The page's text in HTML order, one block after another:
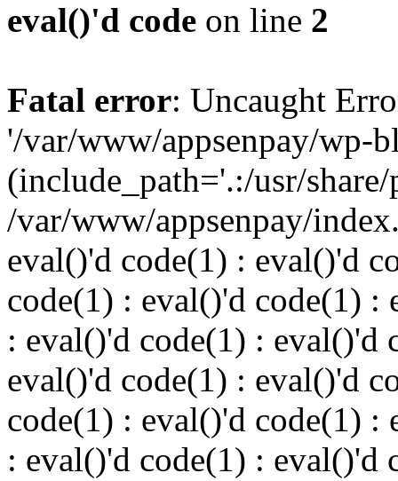
eval()'d code on line 2
Fatal error: Uncaught
'/var/www/appsenpay/wp-
(include_path='.:/usr/
/var/www/appsenpay/
eval()'d code(1) : eval()'d
code(1) : eval()'d code(1) :
: eval()'d code(1) : eval()'d
eval()'d code(1) : eval()'d
code(1) : eval()'d code(1) :
: eval()'d code(1) : eval()'d